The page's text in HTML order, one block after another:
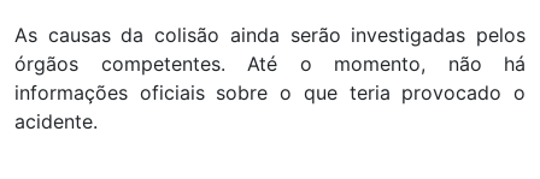
As causas da colisão ainda serão investigadas pelos
órgãos competentes. Até o momento, não há
informações oficiais sobre o que teria provocado o
acidente.